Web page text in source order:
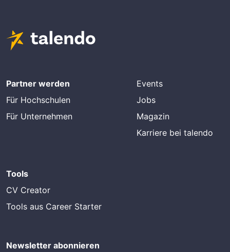
Partner werden
Für Hochschulen
Für Unternehmen
Events
Jobs
Magazin
Karriere bei talendo
Tools
CV Creator
Tools aus Career Starter
Newsletter abonnieren